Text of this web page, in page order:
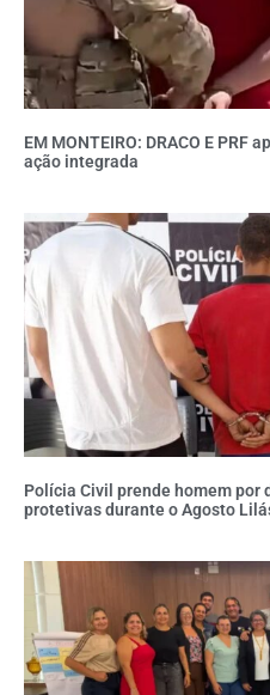
EM MONTEIRO: DRACO E
ação integrada
Polícia Civil prende homem por
protetivas durante o Agosto